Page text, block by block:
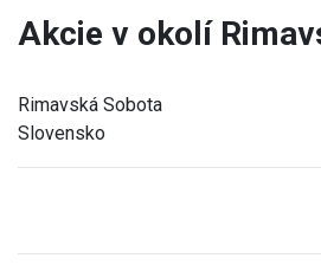
Akcie v okolí
Rimavská Sobota
Slovensko